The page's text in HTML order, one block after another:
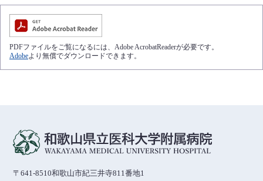
PDFファイルをご覧になるには、Adobe AcrobatReaderが必要です。
Adobeより無償でダウンロードできます。
〒641-8510和歌山市紀三井寺811番地1